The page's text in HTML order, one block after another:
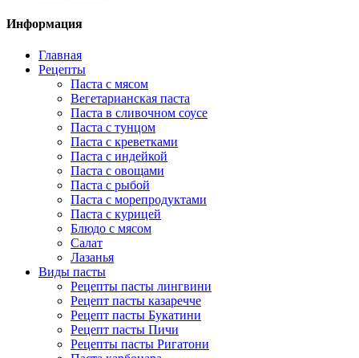
Информация
Главная
Рецепты
Паста с мясом
Вегетарианская паста
Паста в сливочном соусе
Паста с тунцом
Паста с креветками
Паста с индейкой
Паста с овощами
Паста с рыбой
Паста с морепродуктами
Паста с курицей
Блюдо с мясом
Салат
Лазанья
Виды пасты
Рецепты пасты лингвини
Рецепт пасты казаречче
Рецепт пасты Букатини
Рецепт пасты Пичи
Рецепты пасты Ригатони